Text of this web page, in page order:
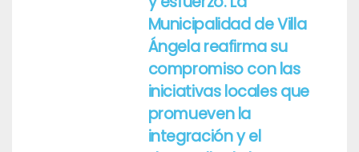
Municipalidad de Villa
Ángela reafirma su
compromiso con las
iniciativas locales que
promueven la
integración y el